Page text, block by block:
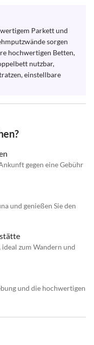
Parkett und
sorgen
hochwertigen Betten,
nutzbar,
einstellbare
gegen eine Gebühr
und genießen Sie den
zum Wandern und
und die hochwertigen